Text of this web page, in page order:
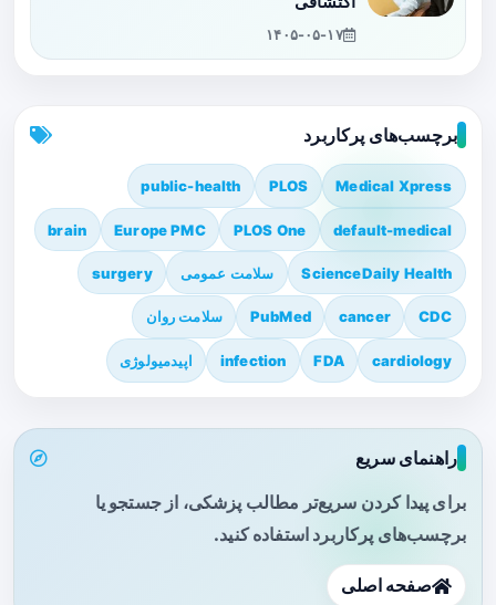
۱۴۰۵-۰۵-۱۷
برچسب‌های پرکاربرد
Medical Xpress
PLOS
public-health
default-medical
PLOS One
Europe PMC
brain
ScienceDaily Health سلامت عمومی surgery
CDC
cancer
PubMed سلامت روان
cardiology
FDA
infection اپیدمیولوژی
راهنمای سریع
برای پیدا کردن سریع‌تر مطالب پزشکی، از جستجو یا
برچسب‌های پرکاربرد استفاده کنید.
صفحه اصلی